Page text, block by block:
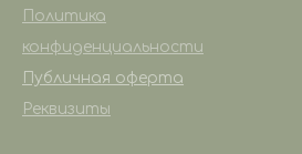
Политика
конфиденциальности
Публичная оферта
Реквизиты